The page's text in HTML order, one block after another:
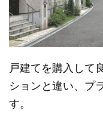
戸建てを購入して
ションと違い、プ
す。